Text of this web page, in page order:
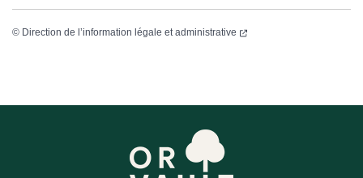
© Direction de l’information légale et administrative